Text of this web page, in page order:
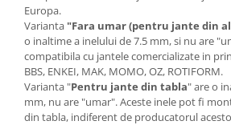
Europa.
Varianta "Fara umar (pentru jante din
o inaltime a inelului de 7.5 mm, si nu are
compatibila cu jantele comercializate in
BBS, ENKEI, MAK, MOMO, OZ, ROTIFORM.
Varianta "Pentru jante din tabla" are o
mm, nu are "umar". Aceste inele pot fi
din tabla, indiferent de producatorul